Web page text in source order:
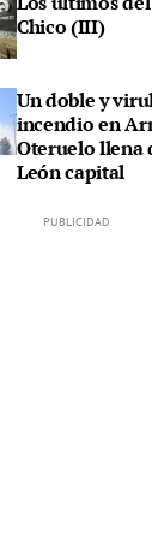
Chico (III)
Un doble y
incendio en
Oteruelo llena
León capital